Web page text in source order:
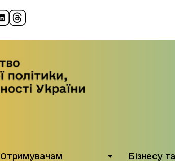
Отримувачам
Бізнесу та